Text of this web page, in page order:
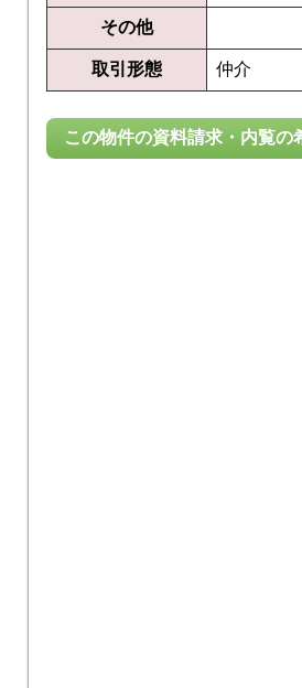
その他
取引形態 仲介
この物件の資料請求・内覧の